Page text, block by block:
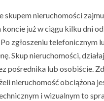
skupem nieruchomości
koncie już w ciągu kilku dni
zgłoszeniu telefonicznym
Skup nieruchomości,
pośrednika lub osobiście.
nieruchomość obciążona
i wizualnym to